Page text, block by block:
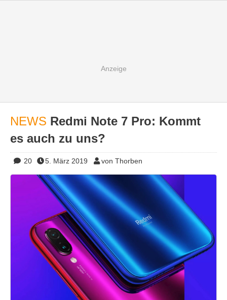
NEWS Redmi Note 7 Pro: Kommt
es auch zu uns?
20 5. März 2019 von Thorben